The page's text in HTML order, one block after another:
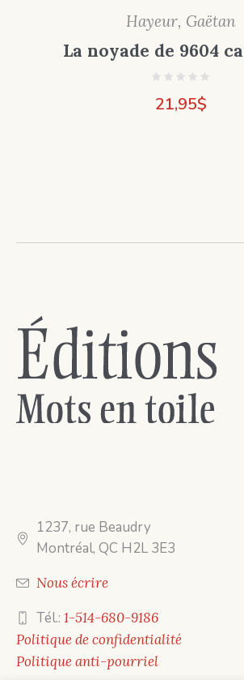
Hayeur, Gaëtan
La noyade de 9604
21,95$
1237, rue Beaudry
Montréal, QC H2L 3E3
Nous écrire
Tél.:1-514-680-9186
Politique de confidentialité
Politique anti-pourriel